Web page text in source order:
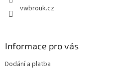
vwbrouk.cz
Informace pro vás
Dodání a platba